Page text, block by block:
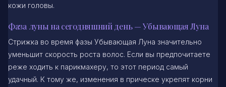
кожи головы.
Фаза луны на сегодняшний день — Убывающая Луна
Стрижка во время фазы Убывающая Луна значительно
уменьшит скорость роста волос. Если вы предпочитаете
реже ходить к парикмахеру, то этот период самый
удачный. К тому же, изменения в прическе укрепят корни